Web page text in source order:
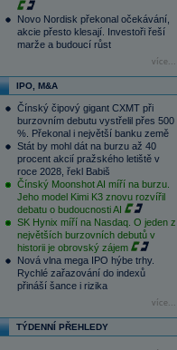
Novo Nordisk překonal očekávání,
akcie přesto klesají. Investoři řeší
marže a budoucí růst
více...
IPO, M&A
Čínský čipový gigant CXMT při
burzovním debutu vystřelil přes 500
%. Překonal i největší banku země
Stát by mohl dát na burzu až 40
procent akcií pražského letiště v
roce 2028, řekl Babiš
Čínský Moonshot AI míří na burzu.
Jeho model Kimi K3 znovu rozvířil
debatu o budoucnosti AI
SK Hynix míří na Nasdaq. O jeden z
největších burzovních debutů v
historii je obrovský zájem
Nová vlna mega IPO hýbe trhy.
Rychlé zařazování do indexů
přináší šance i rizika
více...
TÝDENNÍ PŘEHLEDY